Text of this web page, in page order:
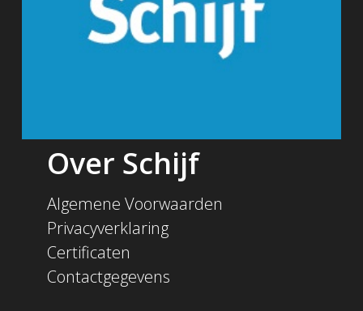
Over Schijf
Algemene Voorwaarden
Privacyverklaring
Certificaten
Contactgegevens